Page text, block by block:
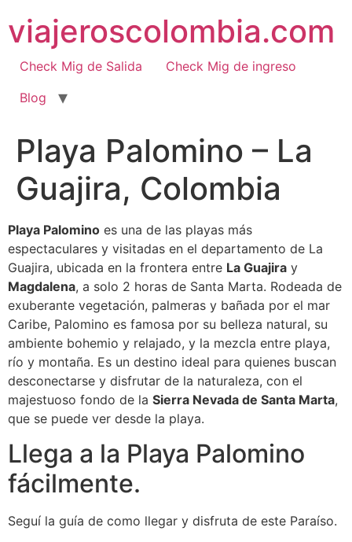
al
contenido
viajeroscolombia.com
Check Mig de Salida
Check Mig de ingreso
Blog
Playa Palomino – La
Guajira, Colombia
Playa Palomino es una de las playas más
espectaculares y visitadas en el departamento de La
Guajira, ubicada en la frontera entre La Guajira y
Magdalena, a solo 2 horas de Santa Marta. Rodeada de
exuberante vegetación, palmeras y bañada por el mar
Caribe, Palomino es famosa por su belleza natural, su
ambiente bohemio y relajado, y la mezcla entre playa,
río y montaña. Es un destino ideal para quienes buscan
desconectarse y disfrutar de la naturaleza, con el
majestuoso fondo de la Sierra Nevada de Santa Marta,
que se puede ver desde la playa.
Llega a la Playa Palomino
fácilmente.
Seguí la guía de como llegar y disfruta de este Paraíso.